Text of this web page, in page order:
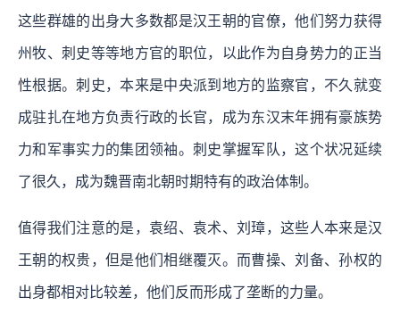
这些群雄的出身大多数都是汉王朝的官僚，他们努力获得
州牧、刺史等等地方官的职位，以此作为自身势力的正当
性根据。刺史，本来是中央派到地方的监察官，不久就变
成驻扎在地方负责行政的长官，成为东汉末年拥有豪族势
力和军事实力的集团领袖。刺史掌握军队，这个状况延续
了很久，成为魏晋南北朝时期特有的政治体制。
值得我们注意的是，袁绍、袁术、刘璋，这些人本来是汉
王朝的权贵，但是他们相继覆灭。而曹操、刘备、孙权的
出身都相对比较差，他们反而形成了垄断的力量。